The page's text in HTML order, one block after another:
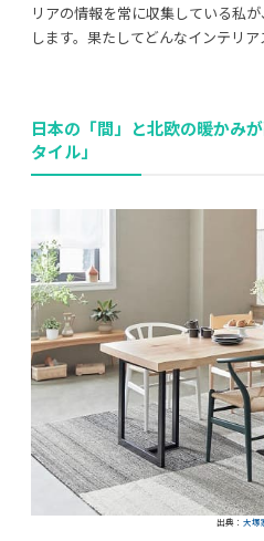
COPYRIGHT © AZSQUARE.
リアの情報を常に収集している私
します。果たしてどんなインテリア
日本の「間」と北欧の暖かみ
タイル」
出典： 大塚